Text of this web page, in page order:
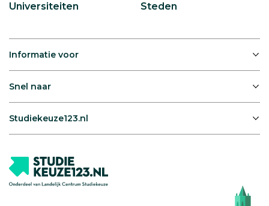
Universiteiten Steden
Informatie voor
Snel naar
Studiekeuze123.nl